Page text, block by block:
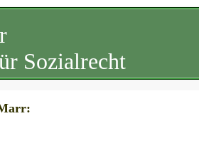
Sozialrecht